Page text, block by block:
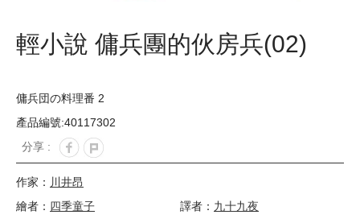
輕小說 傭兵團的伙房兵(02)
傭兵団の料理番 2
產品編號:40117302
分享 :
作家： 川井昂
繪者： 四季童子 譯者： 九十九夜